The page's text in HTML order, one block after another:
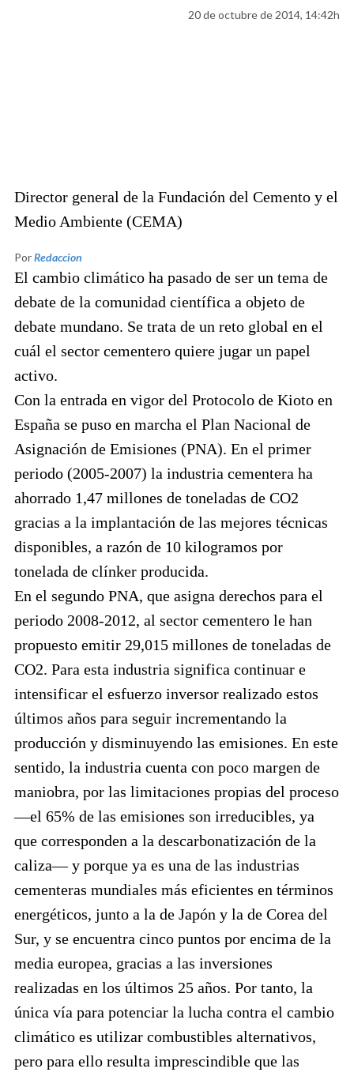
20 de octubre de 2014, 14:42h
Director general de la Fundación del Cemento y el
Medio Ambiente (CEMA)
PorRedaccion
El cambio climático ha pasado de ser un tema de
debate de la comunidad científica a objeto de
debate mundano. Se trata de un reto global en el
cuál el sector cementero quiere jugar un papel
activo.
Con la entrada en vigor del Protocolo de Kioto en
España se puso en marcha el Plan Nacional de
Asignación de Emisiones (PNA). En el primer
periodo (2005-2007) la industria cementera ha
ahorrado 1,47 millones de toneladas de CO2
gracias a la implantación de las mejores técnicas
disponibles, a razón de 10 kilogramos por
tonelada de clínker producida.
En el segundo PNA, que asigna derechos para el
periodo 2008-2012, al sector cementero le han
propuesto emitir 29,015 millones de toneladas de
CO2. Para esta industria significa continuar e
intensificar el esfuerzo inversor realizado estos
últimos años para seguir incrementando la
producción y disminuyendo las emisiones. En este
sentido, la industria cuenta con poco margen de
maniobra, por las limitaciones propias del proceso
—el 65% de las emisiones son irreducibles, ya
que corresponden a la descarbonatización de la
caliza— y porque ya es una de las industrias
cementeras mundiales más eficientes en términos
energéticos, junto a la de Japón y la de Corea del
Sur, y se encuentra cinco puntos por encima de la
media europea, gracias a las inversiones
realizadas en los últimos 25 años. Por tanto, la
única vía para potenciar la lucha contra el cambio
climático es utilizar combustibles alternativos,
pero para ello resulta imprescindible que las